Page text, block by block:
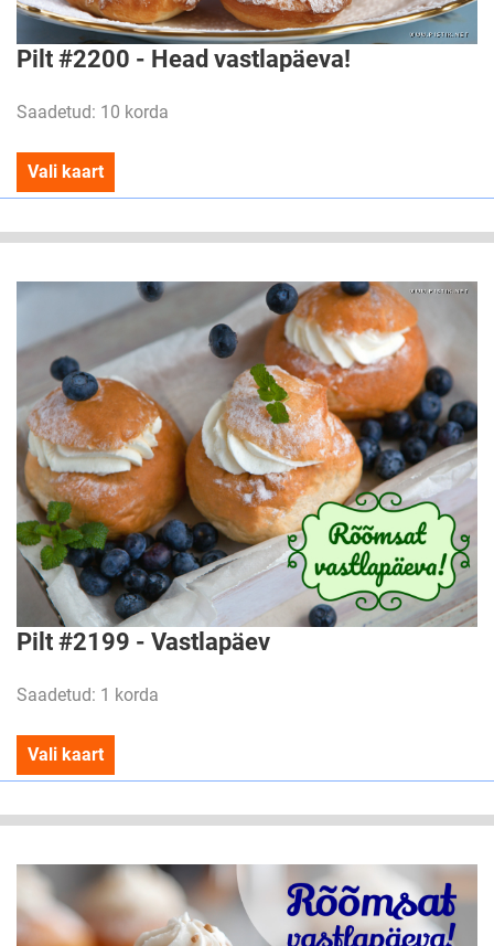
Pilt #2200 - Head vastlapäeva!
Saadetud: 10 korda
Vali kaart
Pilt #2199 - Vastlapäev
Saadetud: 1 korda
Vali kaart